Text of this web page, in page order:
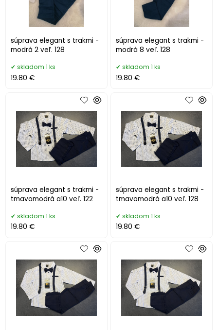
súprava elegant s trakmi -
modrá 2 veľ. 128
skladom 1 ks
19.80 €
súprava elegant s trakmi -
modrá 8 veľ. 128
skladom 1 ks
19.80 €
súprava elegant s trakmi -
tmavomodrá a10 veľ. 122
skladom 1 ks
19.80 €
súprava elegant s trakmi -
tmavomodrá a10 veľ. 128
skladom 1 ks
19.80 €